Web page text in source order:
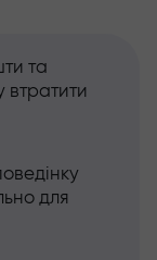
та
втратити
для